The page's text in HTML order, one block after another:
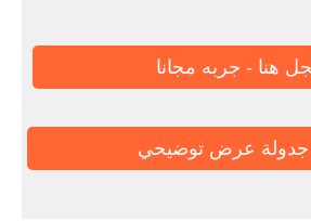
هنا - جربه مجانا
عرض توضيحي